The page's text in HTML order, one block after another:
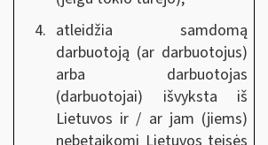
atleidžia samdomą
darbuotoją (ar darbuotojus)
arba darbuotojas
(darbuotojai) išvyksta iš
Lietuvos ir / ar jam (jiems)